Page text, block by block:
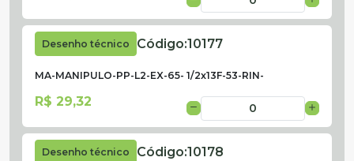
Desenho técnico Código:10177
MA-MANIPULO-PP-L2-EX-65- 1/2x13F-53-RIN-
R$ 29,32
Desenho técnico Código:10178